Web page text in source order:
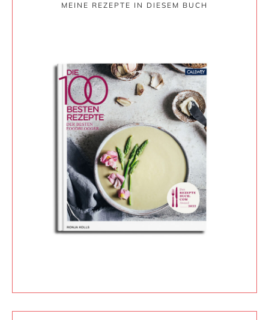
MEINE REZEPTE IN DIESEM BUCH